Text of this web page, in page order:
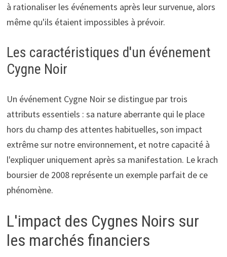
à rationaliser les événements après leur survenue, alors
même qu'ils étaient impossibles à prévoir.
Les caractéristiques d'un événement
Cygne Noir
Un événement Cygne Noir se distingue par trois
attributs essentiels : sa nature aberrante qui le place
hors du champ des attentes habituelles, son impact
extrême sur notre environnement, et notre capacité à
l'expliquer uniquement après sa manifestation. Le krach
boursier de 2008 représente un exemple parfait de ce
phénomène.
L'impact des Cygnes Noirs sur
les marchés financiers